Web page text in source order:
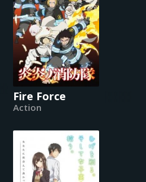
Fire Force
Action